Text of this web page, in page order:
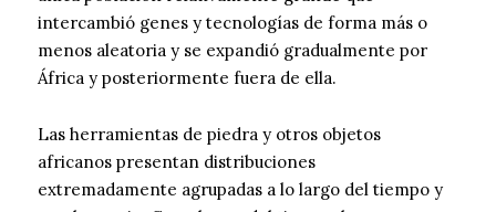
intercambió genes y tecnologías de forma más o
menos aleatoria y se expandió gradualmente por
África y posteriormente fuera de ella.
Las herramientas de piedra y otros objetos
africanos presentan distribuciones
extremadamente agrupadas a lo largo del tiempo y